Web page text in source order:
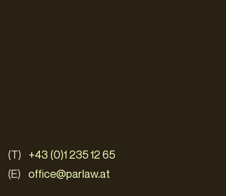
(T)
+43 (0)1 235 12 65
(E)
office@parlaw.at